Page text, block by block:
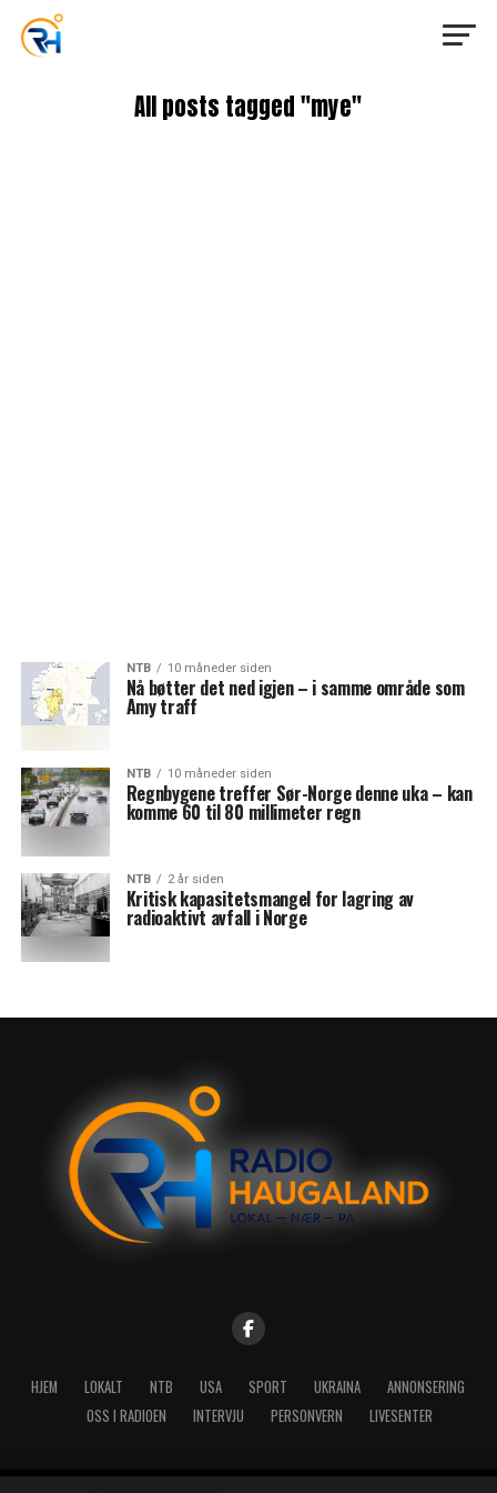
All posts tagged "mye"
NTB 10 måneder siden
Nå bøtter det ned igjen – i samme område som
Amy traff
NTB 10 måneder siden
Regnbygene treffer Sør-Norge denne uka – kan
komme 60 til 80 millimeter regn
NTB 2 år siden
Kritisk kapasitetsmangel for lagring av
radioaktivt avfall i Norge
HJEM LOKALT NTB USA SPORT UKRAINA
ANNONSERING
OSS I RADIOEN
INTERVJU PERSONVERN LIVESENTER